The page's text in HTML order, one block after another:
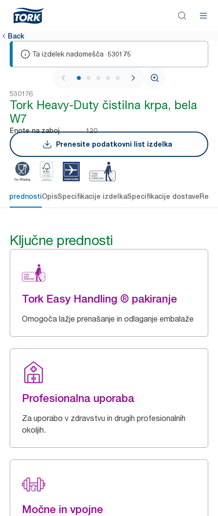
Back
Ta izdelek nadomešča 530175
1 / 5
530176
Tork Heavy-Duty čistilna krpa, bela
W7
Enote na zaboj
120
Prenesite podatkovni list izdelka
prednostiOpisSpecifikacije izdelkaSpecifikacije dostave
Ključne prednosti
Tork Easy Handling ® pakiranje
Omogoča lažje prenašanje in odlaganje embalaže
Profesionalna uporaba
Za uporabo v zdravstvu in drugih profesionalnih
okoljih.
Močne in vpojne